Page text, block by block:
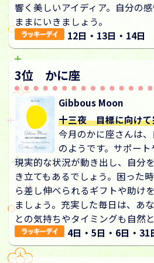
響く美しいアイディア。自分の
ままにいきましょう。
12日・13日・14日
3位 かに座
Gibbous Moon
十三夜 目標に向けて
今月のかに座さんは
のようです。サポート
現実的な状況が動き出し、自分
き立てもあるでしょう。困った
ら差し伸べられるギフトや助け
ましょう。充実した毎日は、あ
との気持ちやタイミングも自然
4日・5日・6日・31